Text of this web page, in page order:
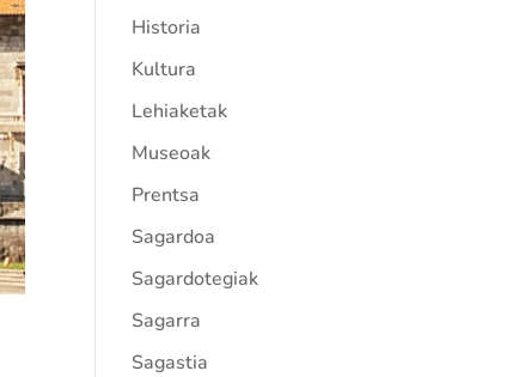
Historia
Kultura
Lehiaketak
Museoak
Prentsa
Sagardoa
Sagardotegiak
Sagarra
Sagastia